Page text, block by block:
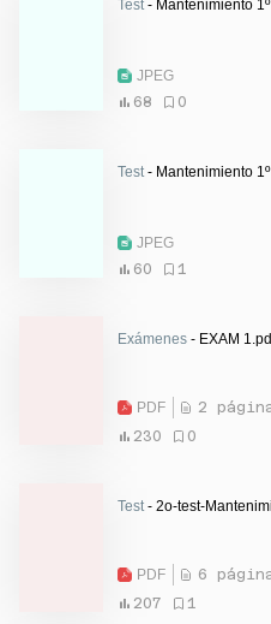
Test - Mantenimiento
JPEG
68
0
Test - Mantenimiento
JPEG
60
1
Exámenes - EXAM
PDF
2
230
0
Test - 2o-test-
PDF
6
207
1